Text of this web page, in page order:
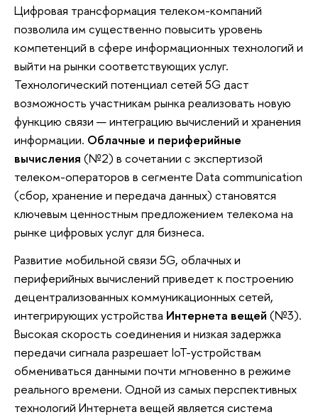
Цифровая трансформация телеком-компаний
позволила им существенно повысить уровень
компетенций в сфере информационных технологий и
выйти на рынки соответствующих услуг.
Технологический потенциал сетей 5G даст
возможность участникам рынка реализовать новую
функцию связи — интеграцию вычислений и хранения
информации. Облачные и периферийные
вычисления (№2) в сочетании с экспертизой
телеком-операторов в сегменте Data communication
(сбор, хранение и передача данных) становятся
ключевым ценностным предложением телекома на
рынке цифровых услуг для бизнеса.
Развитие мобильной связи 5G, облачных и
периферийных вычислений приведет к построению
децентрализованных коммуникационных сетей,
интегрирующих устройства Интернета вещей (№3).
Высокая скорость соединения и низкая задержка
передачи сигнала разрешает IoT-устройствам
обмениваться данными почти мгновенно в режиме
реального времени. Одной из самых перспективных
технологий Интернета вещей является система